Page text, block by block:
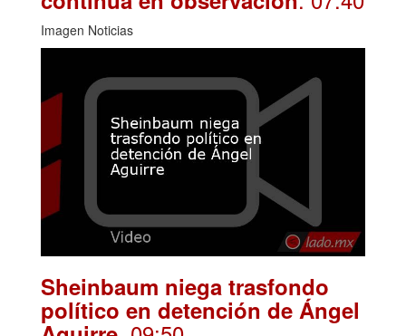
Imagen Noticias
Sheinbaum niega trasfondo
político en detención de Ángel